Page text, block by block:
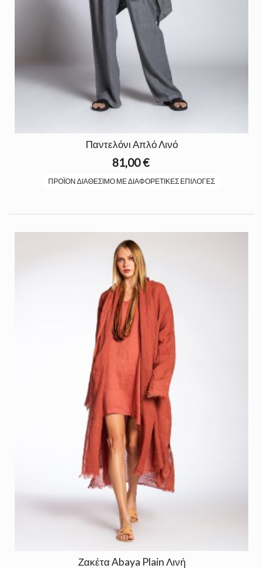
Παντελόνι Απλό Λινό
81,00 €
ΠΡΟΪΌΝ ΔΙΑΘΈΣΙΜΟ ΜΕ ΔΙΑΦΟΡΕΤΙΚΈΣ ΕΠΙΛΟΓΈΣ
Ζακέτα Abaya Plain Λινή